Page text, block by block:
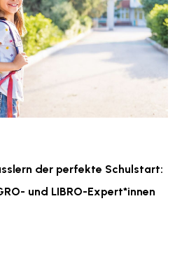
Parndorf und Salzburg
der perfekte Schulstart:
und LIBRO-Expert*innen